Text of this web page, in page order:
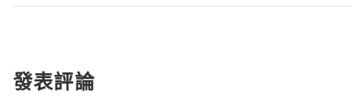
發表評論